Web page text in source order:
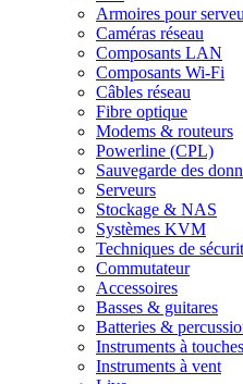
Armoires pour
Caméras réseau
Composants LAN
Composants Wi-Fi
Câbles réseau
Fibre optique
Modems & routeurs
Powerline (CPL)
Sauvegarde des
Serveurs
Stockage & NAS
Systèmes KVM
Techniques de
Commutateur
Accessoires
Basses & guitares
Batteries &
Instruments à touches
Instruments à vent